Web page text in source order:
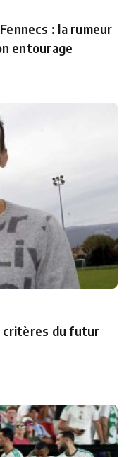
: la rumeur
entourage
critères du futur